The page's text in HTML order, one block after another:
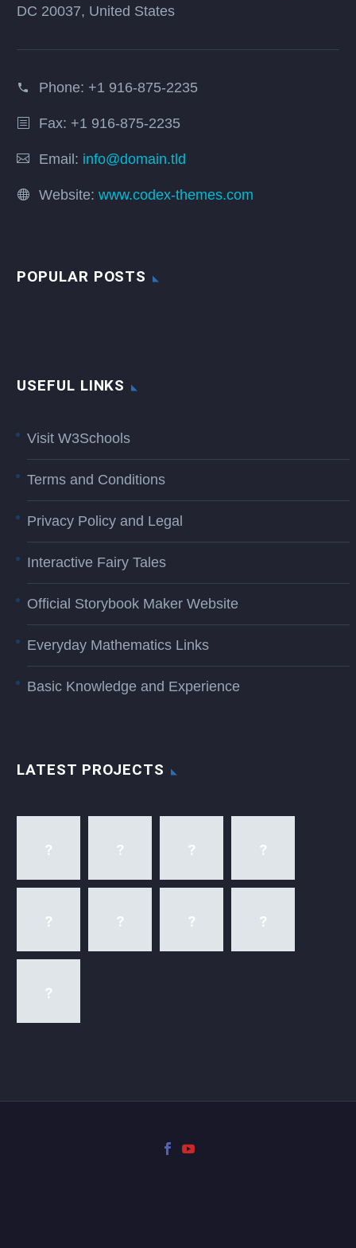
DC 20037, United States
Phone: +1 916-875-2235
Fax: +1 916-875-2235
Email: info@domain.tld
Website: www.codex-themes.com
POPULAR POSTS
USEFUL LINKS
Visit W3Schools
Terms and Conditions
Privacy Policy and Legal
Interactive Fairy Tales
Official Storybook Maker Website
Everyday Mathematics Links
Basic Knowledge and Experience
LATEST PROJECTS